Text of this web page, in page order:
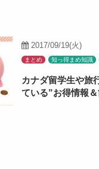
2017/09/19(火)
まとめ 知っ得まめ知識
カナダ留学生や旅
ている”お得情報